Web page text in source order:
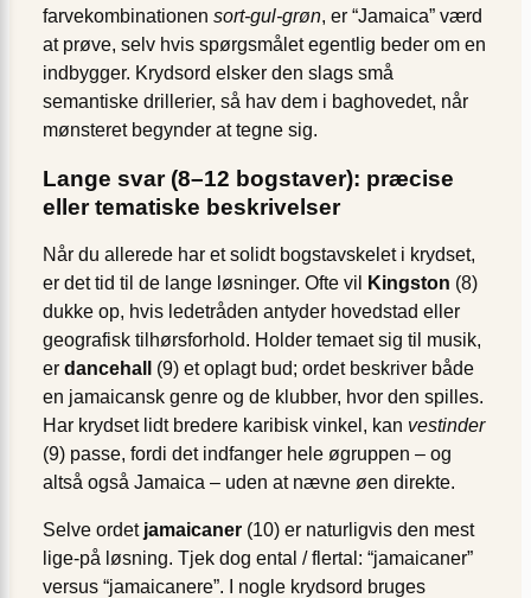
farvekombinationen sort-gul-grøn, er “Jamaica” værd
at prøve, selv hvis spørgsmålet egentlig beder om en
indbygger. Krydsord elsker den slags små
semantiske drillerier, så hav dem i baghovedet, når
mønsteret begynder at tegne sig.
Lange svar (8–12 bogstaver): præcise
eller tematiske beskrivelser
Når du allerede har et solidt bogstav­skelet i krydset,
er det tid til de lange løsninger. Ofte vil
Kingston (8)
dukke op, hvis ledetråden antyder hovedstad eller
geografisk tilhørsforhold. Holder temaet sig til musik,
er dancehall
(9) et oplagt bud; ordet beskriver både
en jamaicansk genre og de klubber, hvor den spilles.
Har krydset lidt bredere karibisk vinkel, kan vestinder
(9) passe, fordi det indfanger hele øgruppen – og
altså også Jamaica – uden at nævne øen direkte.
Selve ordet jamaicaner (10) er naturligvis den mest
lige-på løsning. Tjek dog ental / flertal: “jamaicaner”
versus “jamaicanere”. I nogle krydsord bruges